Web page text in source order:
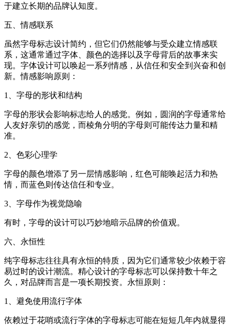
于建立长期的品牌认知度。
五、情感联系
虽然字母标志设计简约，但它们仍然能够与受众建立情感联
系，这通常通过字体、颜色的选择以及字母背后的故事来实
现。字体设计可以唤起一系列情感，从信任和安全到兴奋和创
新。情感影响原则：
1、字母的形状和结构
字母的形状会影响标志给人的感觉。例如，圆润的字母通常给
人友好亲切的感觉，而棱角分明的字母则可能传达力量和精
准。
2、色彩心理学
字母的颜色增添了另一层情感影响，红色可能唤起活力和热
情，而蓝色则传达信任和专业。
3、字母作为视觉隐喻
有时，字母的设计可以巧妙地暗示品牌的价值观。
六、永恒性
纯字母标志往往具有永恒的特质，因为它们通常较少依赖于容
易过时的设计潮流。精心设计的字母标志可以保持数十年之
久，对品牌而言是一项长期投资。永恒原则：
1、避免使用流行字体
依赖过于花哨或流行字体的字母标志可能在短短几年内就显得